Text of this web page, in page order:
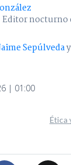
Editor nocturno
Sepúlveday
| 01:00
Ética